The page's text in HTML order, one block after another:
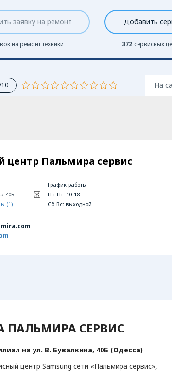
заявку на ремонт
на ремонт техники
Добавить
372 сервисных
10 На
центр Пальмира сервис
40Б
(1)
График работы:
Пн-Пт: 10-18
Сб-Вc: выходной
ПАЛЬМИРА СЕРВИС
на ул. В. Бувалкина, 40Б (Одесса)
центр Samsung сети «Пальмира сервис»,
ТЕХНИКА
Пылесосы
LCD